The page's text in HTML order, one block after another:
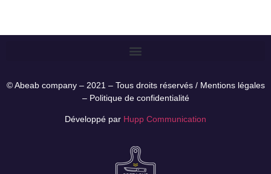
© Abeab company – 2021 – Tous droits réservés / Mentions légales
– Politique de confidentialité
Développé par Hupp Communication